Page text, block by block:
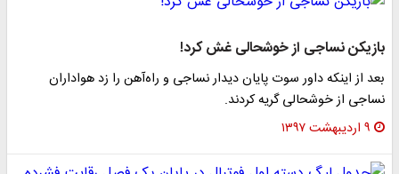
بازیکن نساجی از خوشحالی غش کرد!
بعد از اینکه داور سوت پایان دیدار نساجی و راه‌آهن را زد هواداران
نساجی از خوشحالی گریه کردند.
۹ اردیبهشت ۱۳۹۷